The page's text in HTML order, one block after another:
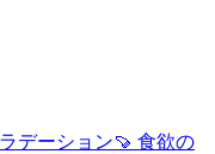
デーション🍠 食欲の